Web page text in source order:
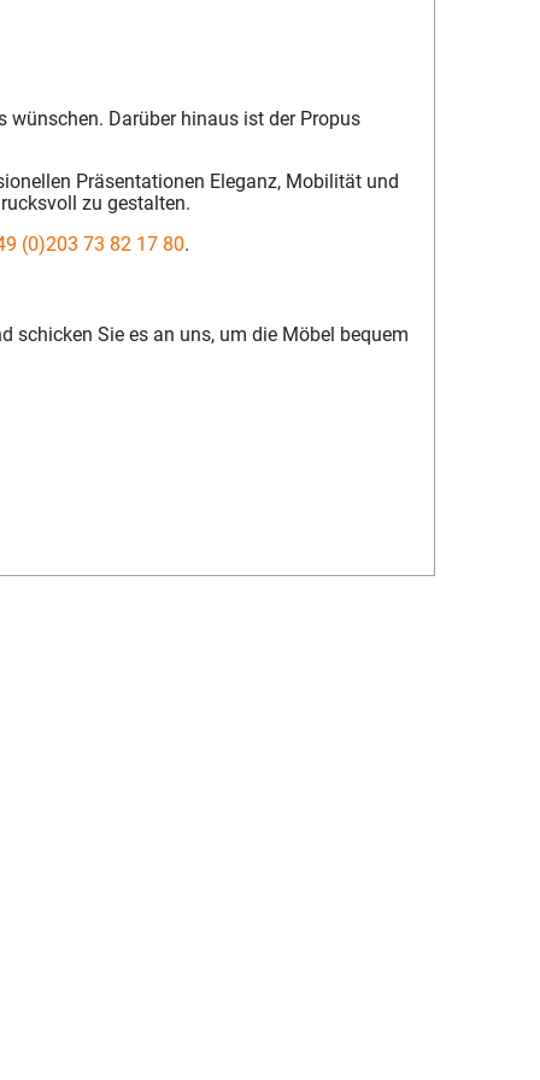
wünschen. Darüber hinaus ist der Propus
Präsentationen Eleganz, Mobilität und
zu gestalten.
(0)203 73 82 17 80.
schicken Sie es an uns, um die Möbel bequem